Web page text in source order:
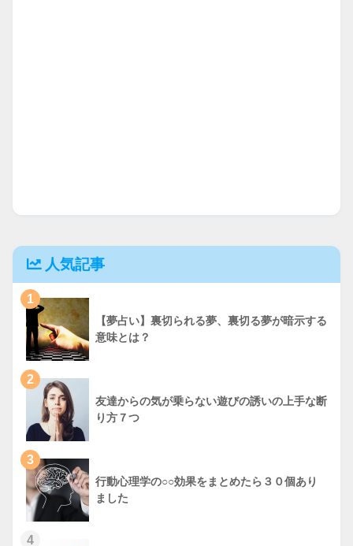
人気記事
1
【夢占い】裏切られる夢、裏切る夢が暗示する
意味とは？
2
友達からの気が乗らない遊びの誘いの上手な断
り方７つ
3
行動心理学の○○効果をまとめたら３０個あり
ました
4